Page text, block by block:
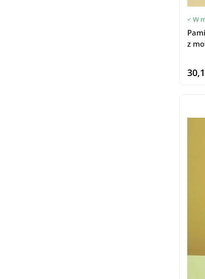
W
z